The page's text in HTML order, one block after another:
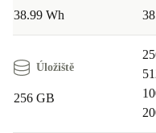
38.99 Wh
Úložiště
256 GB